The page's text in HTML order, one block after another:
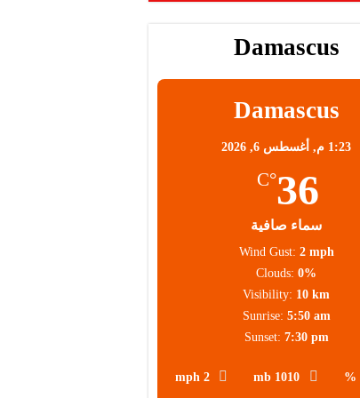
Damascus
Damascus
1:23 م, أغسطس 6, 2026
36
°C
سماء صافية
1010 mb
2 mph
Wind Gust: 2 mph
Clouds: 0%
Visibility: 10 km
Sunrise: 5:50 am
Sunset: 7:30 pm